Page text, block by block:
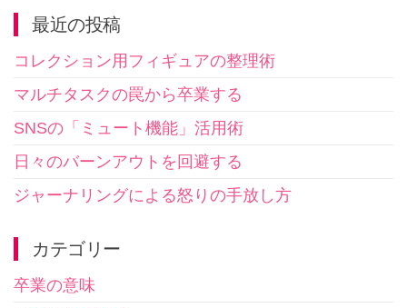
最近の投稿
コレクション用フィギュアの整理術
マルチタスクの罠から卒業する
SNSの「ミュート機能」活用術
日々のバーンアウトを回避する
ジャーナリングによる怒りの手放し方
カテゴリー
卒業の意味